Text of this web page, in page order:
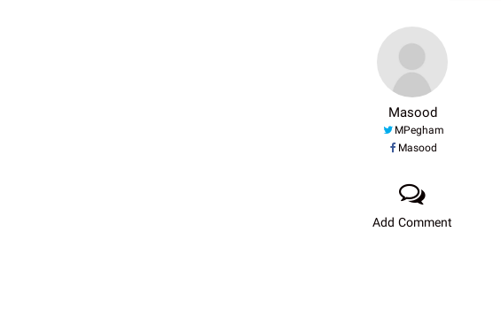
Masood
MPegham
Masood
Add Comment